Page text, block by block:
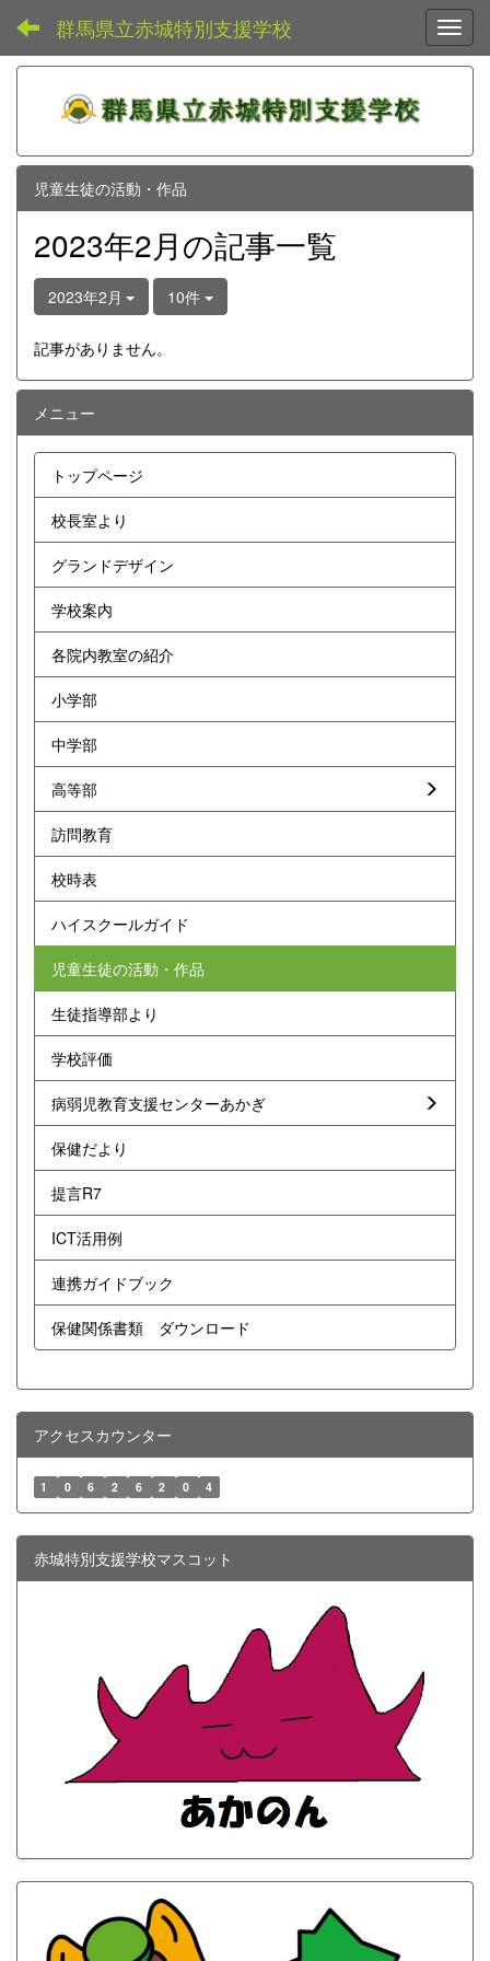
群馬県立赤城特別支援学校
児童生徒の活動・作品
2023年2月の記事一覧
2023年2月 10件
記事がありません。
メニュー
トップページ
校長室より
グランドデザイン
学校案内
各院内教室の紹介
小学部
中学部
高等部
訪問教育
校時表
ハイスクールガイド
児童生徒の活動・作品
生徒指導部より
学校評価
病弱児教育支援センターあかぎ
保健だより
提言R7
ICT活用例
連携ガイドブック
保健関係書類 ダウンロード
アクセスカウンター
1 0 6 2 6 2 0 4
赤城特別支援学校マスコット